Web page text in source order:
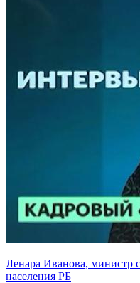
Ленара Иванова, министр
населения РБ